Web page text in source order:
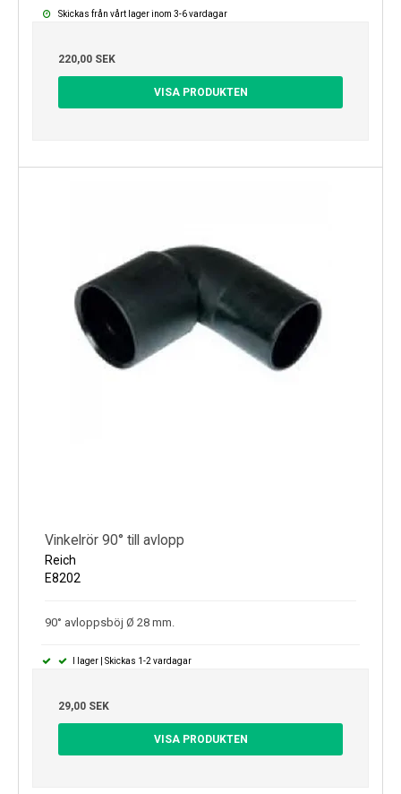
Skickas från vårt lager inom 3-6 vardagar
220,00 SEK
VISA PRODUKTEN
Vinkelrör 90° till avlopp
Reich
E8202
90° avloppsböj Ø 28 mm.
I lager | Skickas 1-2 vardagar
29,00 SEK
VISA PRODUKTEN